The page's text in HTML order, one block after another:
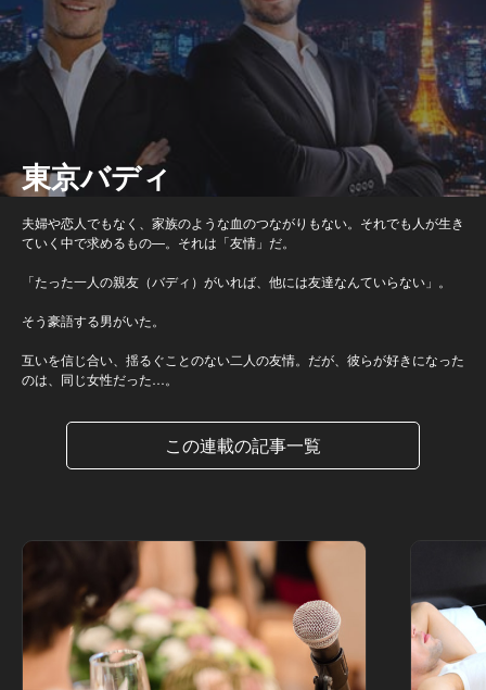
東京バディ
夫婦や恋人でもなく、家族のような血のつながりもない。それでも人が生き
ていく中で求めるもの—。それは「友情」だ。
「たった一人の親友（バディ）がいれば、他には友達なんていらない」。
そう豪語する男がいた。
互いを信じ合い、揺るぐことのない二人の友情。だが、彼らが好きになった
のは、同じ女性だった…。
この連載の記事一覧